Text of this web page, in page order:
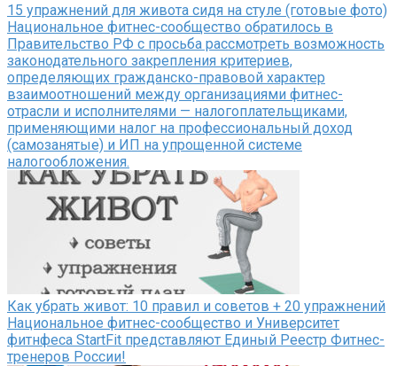
15 упражнений для живота сидя на стуле (готовые фото)
Национальное фитнес-сообщество обратилось в
Правительство РФ с просьба рассмотреть возможность
законодательного закрепления критериев,
определяющих гражданско-правовой характер
взаимоотношений между организациями фитнес-
отрасли и исполнителями — налогоплательщиками,
применяющими налог на профессиональный доход
(самозанятые) и ИП на упрощенной системе
налогообложения.
Как убрать живот: 10 правил и советов + 20 упражнений
Национальное фитнес-сообщество и Университет
фитнфеса StartFit представляют Единый Реестр Фитнес-
тренеров России!